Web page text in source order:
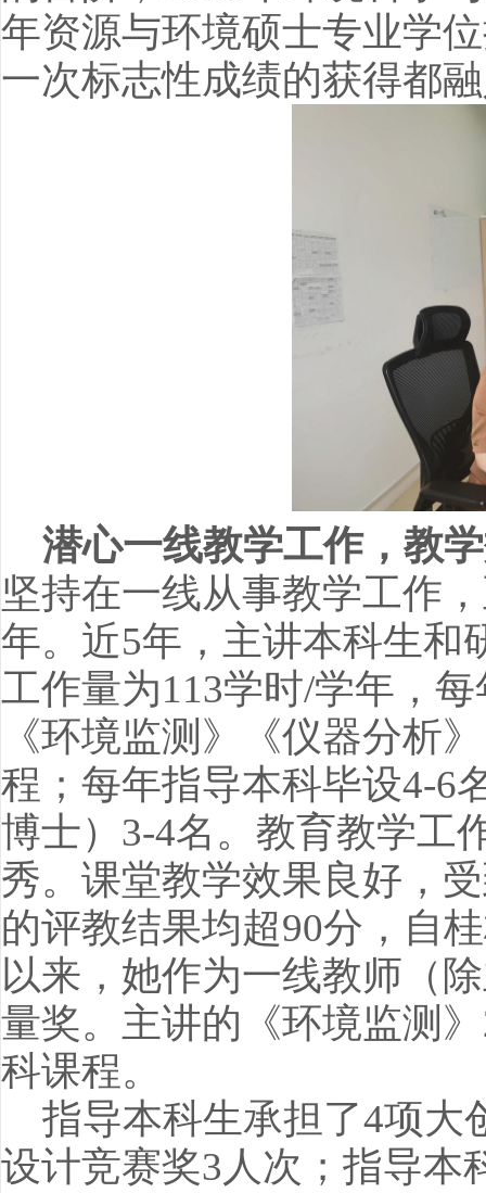
年资源与环境硕士专业学
一次标志性成绩的获得都
潜心一线教学工作，教
坚持在一线从事教学工作
年。近5年，主讲本科生和
工作量为113学时/学年，
《环境监测》《仪器分析
程；每年指导本科毕设4-6
博士）3-4名。教育教学工
秀。课堂教学效果良好，
的评教结果均超90分，自
以来，她作为一线教师（
量奖。主讲的《环境监测
科课程。
指导本科生承担了4项大
设计竞赛奖3人次；指导本